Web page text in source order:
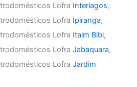
Lofra Interlagos,
Lofra Ipiranga,
Lofra Itaim Bibi,
LofraJabaquara,
LofraJardim